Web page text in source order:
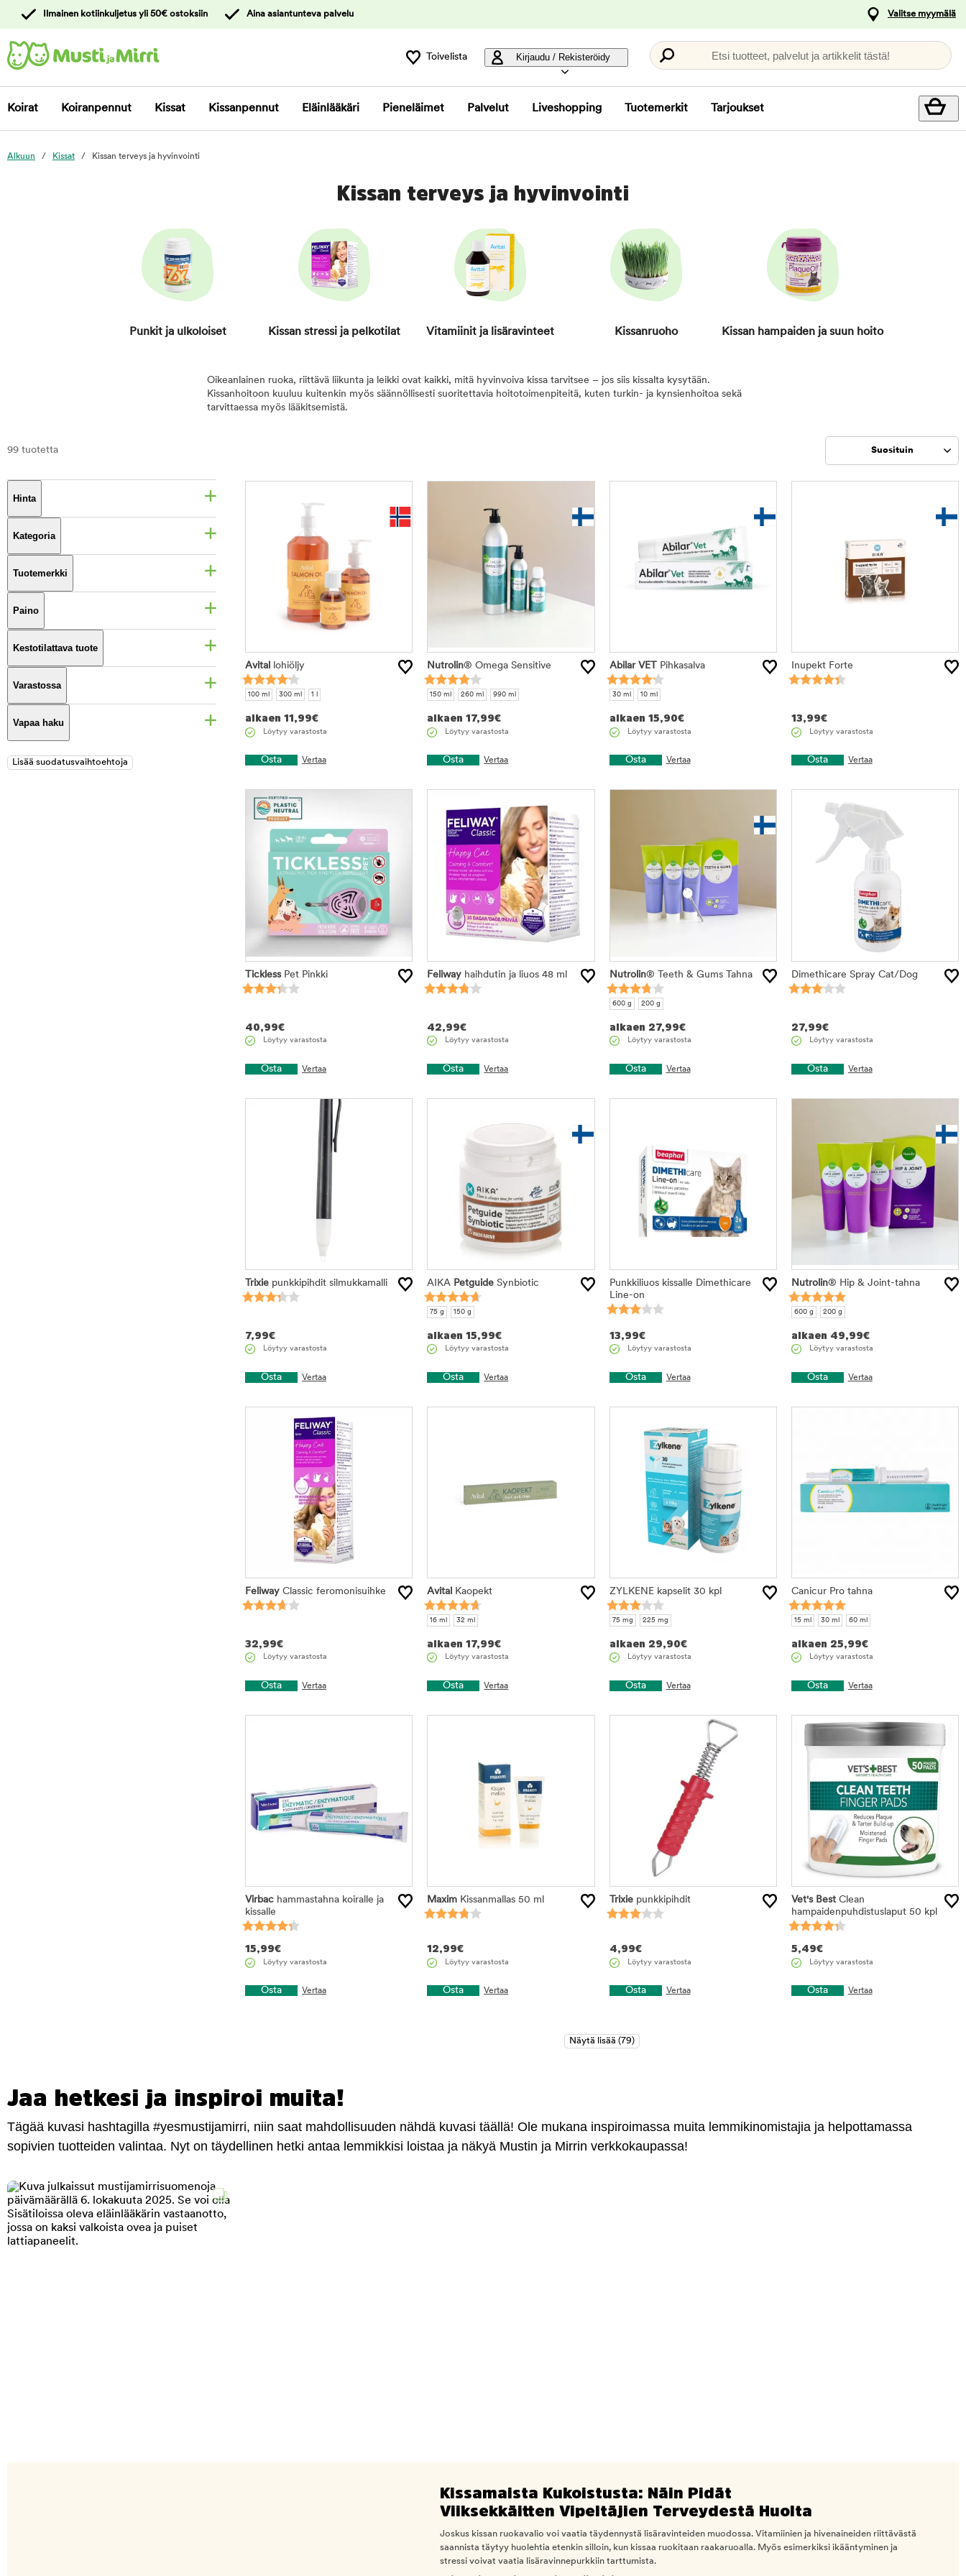
asiakaspalveluun
Ilmainen kotiinkuljetus yli 50€ ostoksiin Aina asiantunteva palvelu Valitse myymälä
Toivelista Kirjaudu / Rekisteröidy Etsi tuotteet, palvelut ja artikkelit tästä!
Koirat Koiranpennut Kissat Kissanpennut Eläinlääkäri Pieneläimet Palvelut Liveshopping Tuotemerkit Tarjoukset
Alkuun Kissat Kissan terveys ja hyvinvointi
Kissan terveys ja hyvinvointi
Punkit ja ulkoloiset Kissan stressi ja pelkotilat Vitamiinit ja lisäravinteet Kissanruoho Kissan hampaiden ja suun hoito
Oikeanlainen ruoka, riittävä liikunta ja leikki ovat kaikki, mitä hyvinvoiva kissa tarvitsee – jos siis kissalta kysytään.
Kissanhoitoon kuuluu kuitenkin myös säännöllisesti suoritettavia hoitotoimenpiteitä, kuten turkin- ja kynsienhoitoa sekä
tarvittaessa myös lääkitsemistä.
99 tuotetta
Hinta
Kategoria
Tuotemerkki
Paino
Kestotilattava tuote
Varastossa
Vapaa haku
Suosituin
Avital lohiöljy
100 ml 300 ml 1 l
alkaen 11,99€
Löytyy varastosta
Osta Vertaa
Nutrolin® Omega Sensitive
150 ml 260 ml 990 ml
alkaen 17,99€
Löytyy varastosta
Osta Vertaa
Abilar VET Pihkasalva
30 ml 10 ml
alkaen 15,90€
Löytyy varastosta
Osta Vertaa
Inupekt Forte
13,99€
Löytyy varastosta
Osta Vertaa
TicklessPet Pinkki
40,99€
Löytyy varastosta
Osta Vertaa
Feliway haihdutin ja liuos 48 ml
42,99€
Löytyy varastosta
Osta Vertaa
Nutrolin® Teeth & Gums Tahna
600 g 200 g
alkaen 27,99€
Löytyy varastosta
Osta Vertaa
Dimethicare Spray Cat/Dog
27,99€
Löytyy varastosta
Osta Vertaa
Trixie punkkipihdit silmukkamalli
7,99€
Löytyy varastosta
Osta Vertaa
AIKA Petguide Synbiotic
75 g 150 g
alkaen 15,99€
Löytyy varastosta
Osta Vertaa
Punkkiliuos kissalle Dimethicare
Line-on
13,99€
Löytyy varastosta
Osta Vertaa
Nutrolin® Hip & Joint-tahna
600 g 200 g
alkaen 49,99€
Löytyy varastosta
Osta Vertaa
Feliway Classic feromonisuihke
32,99€
Löytyy varastosta
Osta Vertaa
Avital Kaopekt
16 ml 32 ml
alkaen 17,99€
Löytyy varastosta
Osta Vertaa
ZYLKENE kapselit 30 kpl
75 mg 225 mg
alkaen 29,90€
Löytyy varastosta
Osta Vertaa
Canicur Pro tahna
15 ml 30 ml 60 ml
alkaen 25,99€
Löytyy varastosta
Osta Vertaa
Virbac hammastahna koiralle ja
kissalle
15,99€
Löytyy varastosta
Osta Vertaa
Maxim Kissanmallas 50 ml
12,99€
Löytyy varastosta
Osta Vertaa
Trixiepunkkipihdit
4,99€
Löytyy varastosta
Osta Vertaa
Vet's BestClean
hampaidenpuhdistuslaput 50 kpl
5,49€
Löytyy varastosta
Osta Vertaa
Jaa hetkesi ja inspiroi muita!
Tägää kuvasi hashtagilla #yesmustijamirri, niin saat mahdollisuuden nähdä kuvasi täällä! Ole mukana inspiroimassa muita lemmikinomistajia ja helpottamassa
sopivien tuotteiden valintaa. Nyt on täydellinen hetki antaa lemmikkisi loistaa ja näkyä Mustin ja Mirrin verkkokaupassa!
Kissamaista Kukoistusta: Näin Pidät
Viiksekkäitten Vipeltäjien Terveydestä Huolta
Joskus kissan ruokavalio voi vaatia täydennystä lisäravinteiden muodossa. Vitamiinien ja hivenaineiden riittävästä
saannista täytyy huolehtia etenkin silloin, kun kissaa ruokitaan raakaruoalla. Myös esimerkiksi ikääntyminen ja
stressi voivat vaatia lisäravinnepurkkiin tarttumista.